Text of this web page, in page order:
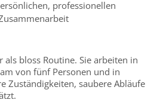
professionellen
als bloss Routine. Sie arbeiten in
von fünf Personen und in
Zuständigkeiten, saubere Abläufe